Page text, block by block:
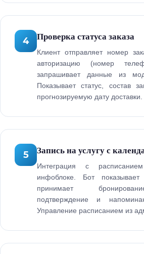
4 Проверка статуса заказа
Клиент отправляет номер
авторизацию (номер
запрашивает данные из
Показывает статус, состав
прогнозируемую дату доставки.
5 Запись на услугу с
Интеграция с
инфоблоке. Бот показывает
принимает
подтверждение и
Управление расписанием из